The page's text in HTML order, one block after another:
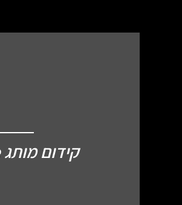
קידום מותג Online